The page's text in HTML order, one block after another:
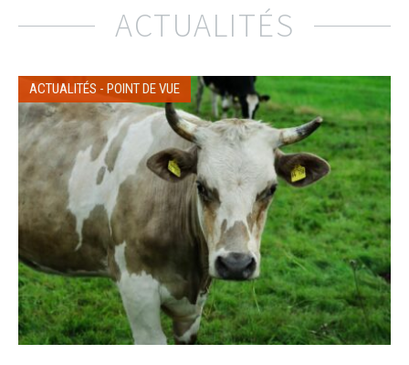
ACTUALITÉS
ACTUALITÉS - POINT DE VUE